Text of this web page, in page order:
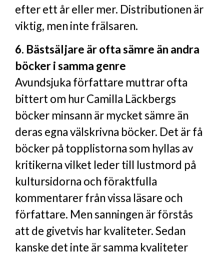
efter ett år eller mer. Distributionen är
viktig, men inte frälsaren.
6. Bästsäljare är ofta sämre än andra
böcker i samma genre
Avundsjuka författare muttrar ofta
bittert om hur Camilla Läckbergs
böcker minsann är mycket sämre än
deras egna välskrivna böcker. Det är få
böcker på topplistorna som hyllas av
kritikerna vilket leder till lustmord på
kultursidorna och föraktfulla
kommentarer från vissa läsare och
författare. Men sanningen är förstås
att de givetvis har kvaliteter. Sedan
kanske det inte är samma kvaliteter